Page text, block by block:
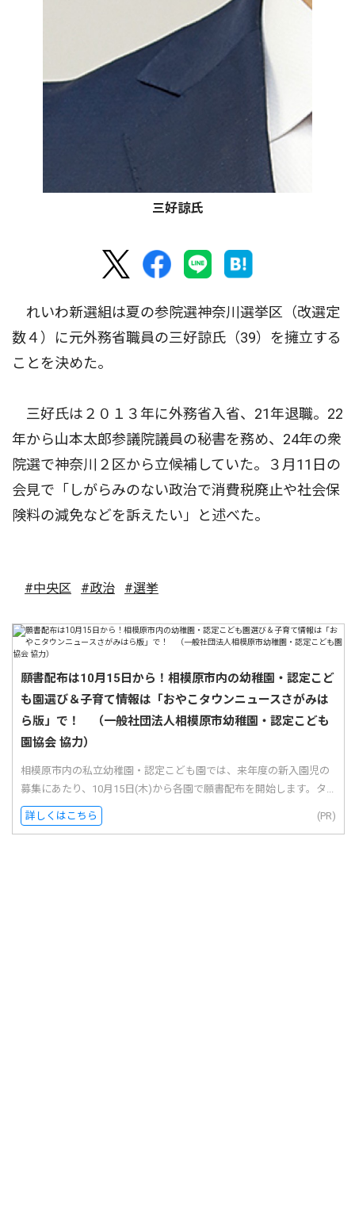
三好諒氏
れいわ新選組は夏の参院選神奈川選挙区（改選定
数４）に元外務省職員の三好諒氏（39）を擁立する
ことを決めた。
三好氏は２０１３年に外務省入省、21年退職。22
年から山本太郎参議院議員の秘書を務め、24年の衆
院選で神奈川２区から立候補していた。３月11日の
会見で「しがらみのない政治で消費税廃止や社会保
険料の減免などを訴えたい」と述べた。
#中央区 #政治 #選挙
願書配布は10月15日から！相模原市内の幼稚園・認定こど
も園選び＆子育て情報は「おやこタウンニュースさがみは
ら版」で！ （一般社団法人相模原市幼稚園・認定こども
園協会 協力）
相模原市内の私立幼稚園・認定こども園では、来年度の新入園児の
募集にあたり、10月15日(木)から各園で願書配布を開始します。タ...
詳しくはこちら (PR)